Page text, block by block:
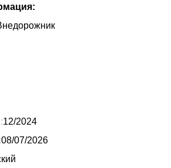
12/2024
08/07/2026